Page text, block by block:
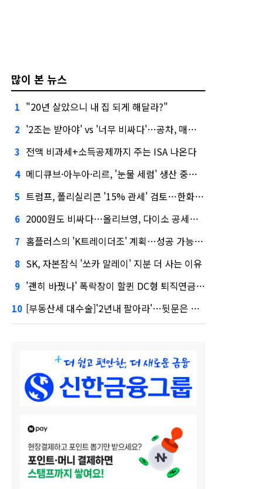
많이 본 뉴스
1 "20년 살았으니 내 집 되게 해달라?"
2 '2조는 받아야' vs '너무 비싸다'…공차, 매각 성공할까
3 전액 비과세+소득공제까지 주는 ISA 나온다
4 메디큐브·아누아·리르, '눈물 세럼' 생산 중단한다
5 트럼프, 폴리실리콘 '15% 관세' 검토…한화큐셀·OCI 영향은?
6 2000원도 비싸다…올리브영, 다이소 공세에 '가성비'로 맞불
7 홈플러스의 'K트레이더조' 계획…성공 가능성은 '글쎄'
8 SK, 자본잠식 '쏘카 말레이' 지분 더 사는 이유
9 '괜히 바꿨나' 폭락장이 할퀸 DC형 퇴직연금…전문가 조언은
10 [부동산세 대수술]'2년내 팔아라'…뒷문은 열었다